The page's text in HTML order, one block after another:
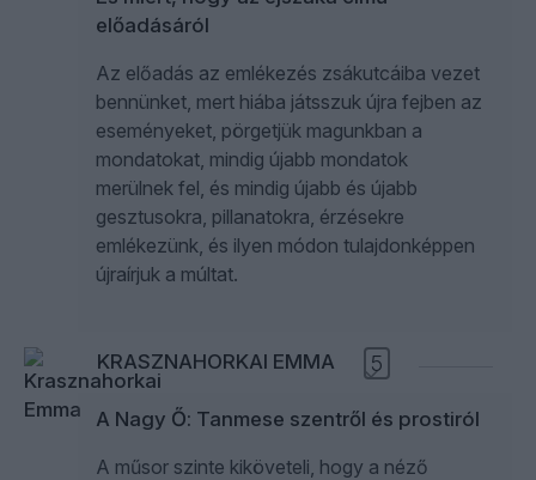
előadásáról
Az előadás az emlékezés zsákutcáiba vezet
bennünket, mert hiába játsszuk újra fejben az
eseményeket, pörgetjük magunkban a
mondatokat, mindig újabb mondatok
merülnek fel, és mindig újabb és újabb
gesztusokra, pillanatokra, érzésekre
emlékezünk, és ilyen módon tulajdonképpen
újraírjuk a múltat.
KRASZNAHORKAI EMMA 5
A Nagy Ő: Tanmese szentről és prostiról
A műsor szinte kiköveteli, hogy a néző